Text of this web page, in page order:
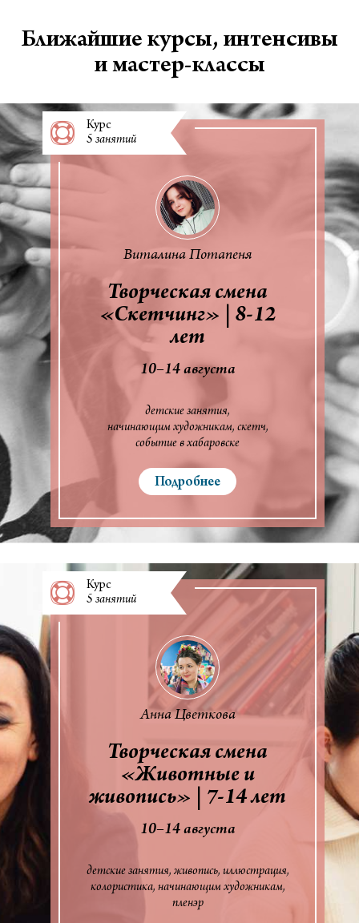
Ближайшие курсы, интенсивы
и мастер-классы
Виталина Потапеня
Творческая смена
«Скетчинг» | 8-12
лет
10–14 августа
детские занятия
начинающим художникам скетч
событие в хабаровске
Подробнее
Курс
5 занятий
Анна Цветкова
Творческая смена
«Животные и
живопись» | 7-14 лет
10–14 августа
детские занятия живопись иллюстрация
колористика начинающим художникам
пленэр
Курс
5 занятий